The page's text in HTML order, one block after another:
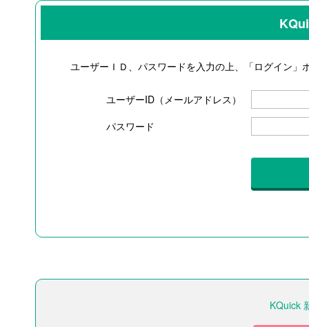
ユーザーＩＤ、パスワードを入力の上、「ログイン」
ユーザーID（メールアドレス）
パスワード
KQuick